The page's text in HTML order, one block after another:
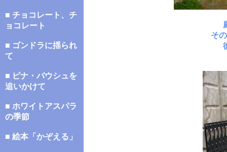
■ チョコレート、チ
ョコレート
■ ゴンドラに揺られ
て
■ ピナ・バウシュを
追いかけて
■ ホワイトアスパラ
の季節
■ 絵本「かぞえる」
そ